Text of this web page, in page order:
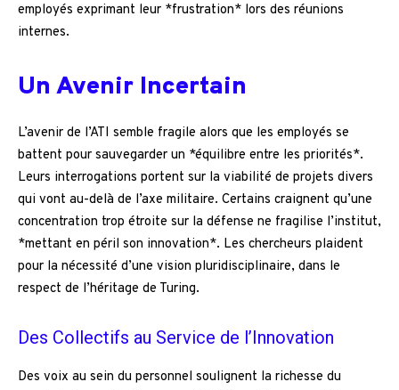
employés exprimant leur *frustration* lors des réunions
internes.
Un Avenir Incertain
L’avenir de l’ATI semble fragile alors que les employés se
battent pour sauvegarder un *équilibre entre les priorités*.
Leurs interrogations portent sur la viabilité de projets divers
qui vont au-delà de l’axe militaire. Certains craignent qu’une
concentration trop étroite sur la défense ne fragilise l’institut,
*mettant en péril son innovation*. Les chercheurs plaident
pour la nécessité d’une vision pluridisciplinaire, dans le
respect de l’héritage de Turing.
Des Collectifs au Service de l’Innovation
Des voix au sein du personnel soulignent la richesse du